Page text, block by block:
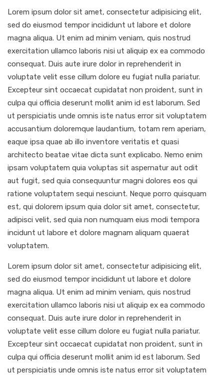
Lorem ipsum dolor sit amet, consectetur adipisicing elit,
sed do eiusmod tempor incididunt ut labore et dolore
magna aliqua. Ut enim ad minim veniam, quis nostrud
exercitation ullamco laboris nisi ut aliquip ex ea commodo
consequat. Duis aute irure dolor in reprehenderit in
voluptate velit esse cillum dolore eu fugiat nulla pariatur.
Excepteur sint occaecat cupidatat non proident, sunt in
culpa qui officia deserunt mollit anim id est laborum. Sed
ut perspiciatis unde omnis iste natus error sit voluptatem
accusantium doloremque laudantium, totam rem aperiam,
eaque ipsa quae ab illo inventore veritatis et quasi
architecto beatae vitae dicta sunt explicabo. Nemo enim
ipsam voluptatem quia voluptas sit aspernatur aut odit
aut fugit, sed quia consequuntur magni dolores eos qui
ratione voluptatem sequi nesciunt. Neque porro quisquam
est, qui dolorem ipsum quia dolor sit amet, consectetur,
adipisci velit, sed quia non numquam eius modi tempora
incidunt ut labore et dolore magnam aliquam quaerat
voluptatem.
Lorem ipsum dolor sit amet, consectetur adipisicing elit,
sed do eiusmod tempor incididunt ut labore et dolore
magna aliqua. Ut enim ad minim veniam, quis nostrud
exercitation ullamco laboris nisi ut aliquip ex ea commodo
consequat. Duis aute irure dolor in reprehenderit in
voluptate velit esse cillum dolore eu fugiat nulla pariatur.
Excepteur sint occaecat cupidatat non proident, sunt in
culpa qui officia deserunt mollit anim id est laborum. Sed
ut perspiciatis unde omnis iste natus error sit voluptatem